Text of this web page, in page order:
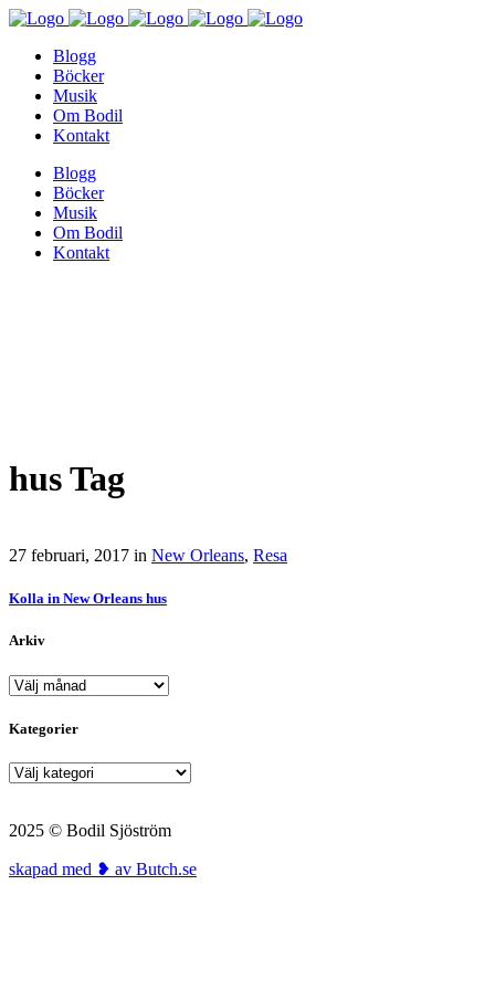
Blogg
Böcker
Musik
Om Bodil
Kontakt
Blogg
Böcker
Musik
Om Bodil
Kontakt
hus Tag
27 februari, 2017 in New Orleans, Resa
Kolla in New Orleans hus
Arkiv
Arkiv
Kategorier
Kategorier
2025 © Bodil Sjöström
skapad med ❥ av Butch.se